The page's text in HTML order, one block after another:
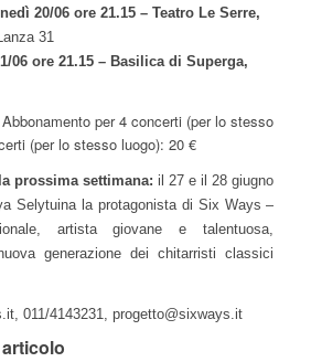
20/06 ore 21.15 – Teatro Le Serre,
31
06 ore 21.15 – Basilica di Superga,
per 4 concerti (per lo stesso
(per lo stesso luogo): 20 €
prossima settimana: il 27 e il 28 giugno
Selytuina la protagonista di Six Ways –
artista giovane e talentuosa,
generazione dei chitarristi classici
011/4143231, progetto@sixways.it